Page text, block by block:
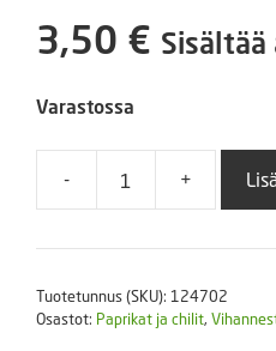
3,50 € Sisältää
Varastossa
-
Paprika
Wonder
g
+
Tuotetunnus (SKU): 124702
Osastot: Paprikat ja chilit,